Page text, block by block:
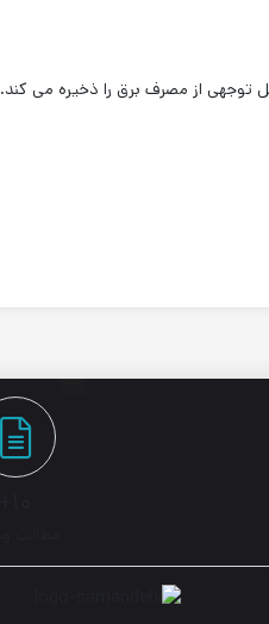
توجهی از مصرف برق را ذخیره می کند.